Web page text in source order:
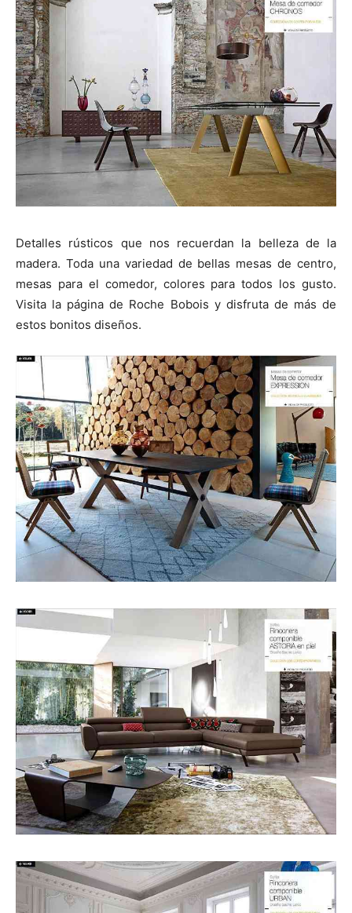
Detalles rústicos que nos recuerdan la belleza de la
madera. Toda una variedad de bellas mesas de centro,
mesas para el comedor, colores para todos los gusto.
Visita la página de Roche Bobois y disfruta de más de
estos bonitos diseños.